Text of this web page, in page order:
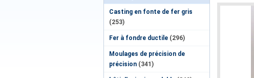
Casting en fonte de fer gris
(253)
Fer à fondre ductile (296)
Moulages de précision de
précision (341)